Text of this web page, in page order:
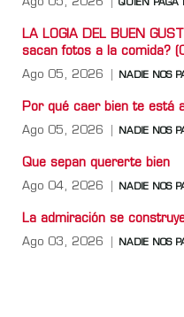
QUIÉN PAGA
LA LOGIA DEL BUEN
sacan fotos a la
Ago 05, 2026 NADIE NOS
Por qué caer bien te está
Ago 05, 2026 NADIE NOS
Que sepan quererte bien
Ago 04, 2026 NADIE NOS
La admiración se
Ago 03, 2026 NADIE NOS